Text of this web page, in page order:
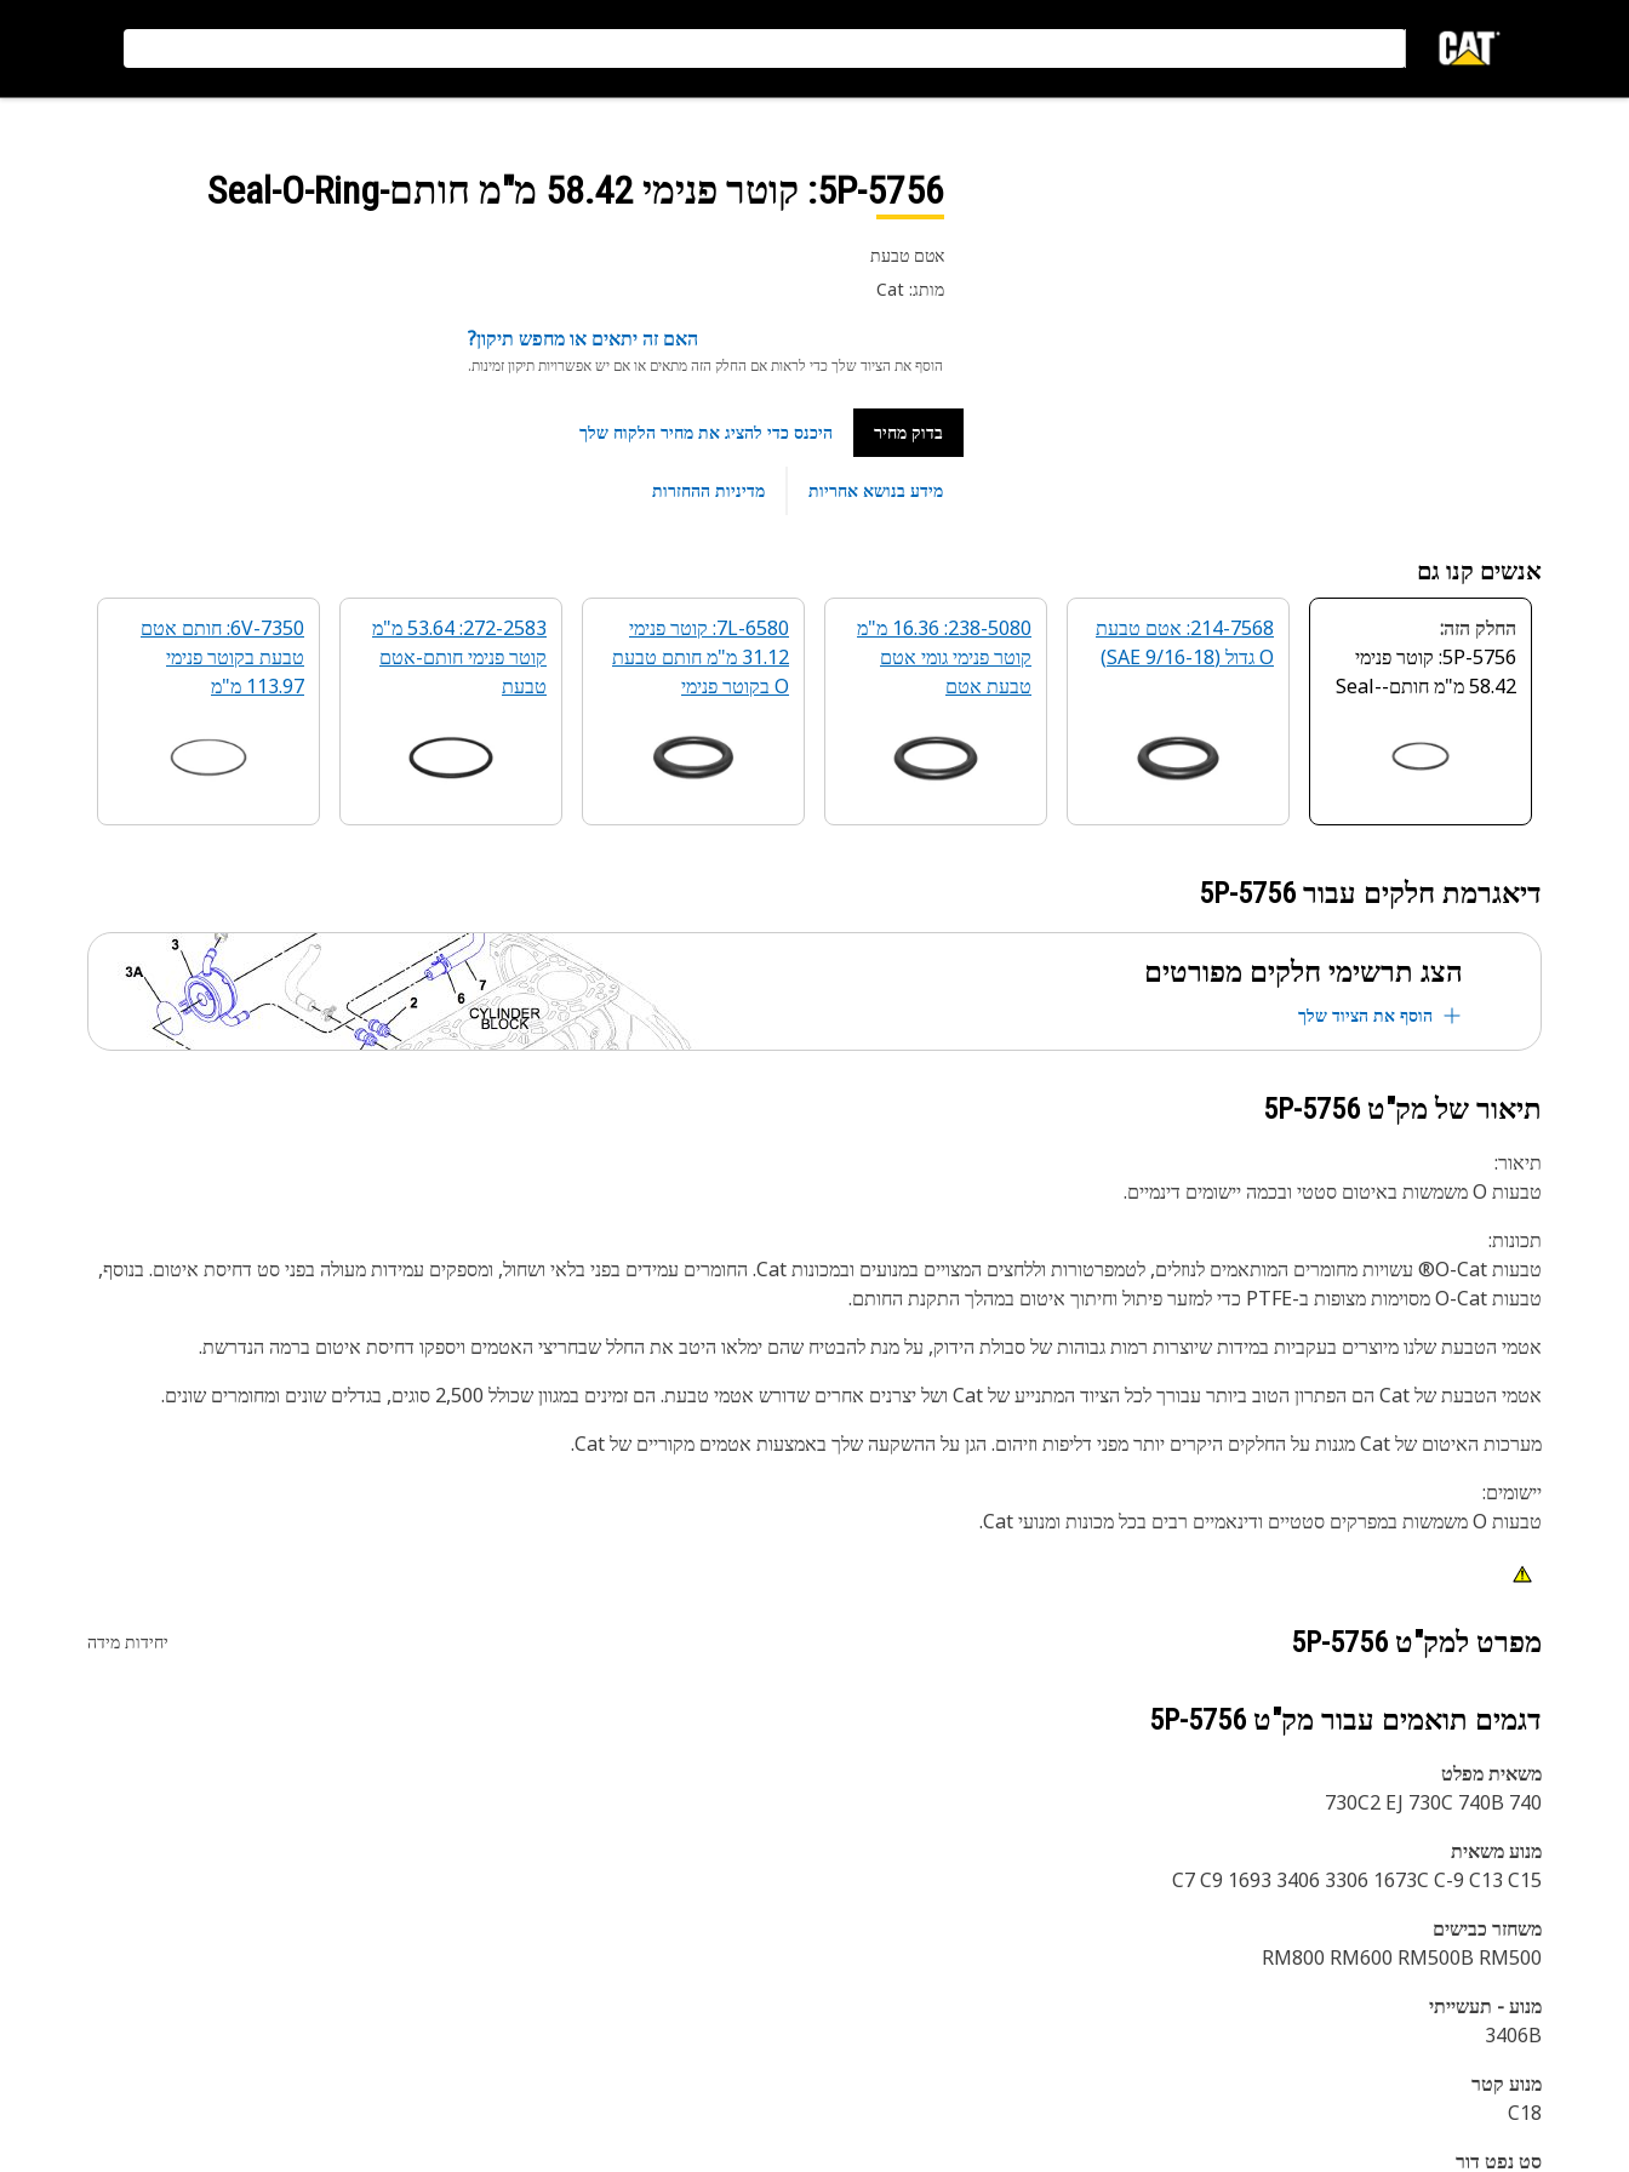
5P-5756: קוטר פנימי 58.42 מ"מ חותם-Seal-O-Ring
אטם טבעת
מותג: Cat
האם זה יתאים או מחפש תיקון?
הוסף את הציוד שלך כדי לראות אם החלק הזה מתאים או אם יש אפשרויות תיקון זמינות.
בדוק מחיר היכנס כדי להציג את מחיר הלקוח שלך
מידע בנושא אחריות מדיניות ההחזרות
אנשים קנו גם
החלק הזה:
5P-5756: קוטר פנימי
58.42 מ"מ חותם-Seal-
214-7568: אטם טבעת
O גדול (SAE 9/16-18)
238-5080: 16.36 מ"מ
קוטר פנימי גומי אטם
טבעת אטם
7L-6580: קוטר פנימי
31.12 מ"מ חותם טבעת
O בקוטר פנימי
272-2583: 53.64 מ"מ
קוטר פנימי חותם-אטם
טבעת
6V-7350: חותם אטם
טבעת בקוטר פנימי
113.97 מ"מ
דיאגרמת חלקים עבור 5P-5756
הצג תרשימי חלקים מפורטים
הוסף את הציוד שלך
תיאור של מק"ט 5P-5756
תיאור:
טבעות O משמשות באיטום סטטי ובכמה יישומים דינמיים.
תכונות:
טבעות O-Cat® עשויות מחומרים המותאמים לנוזלים, לטמפרטורות וללחצים המצויים במנועים ובמכונות Cat. החומרים עמידים בפני בלאי ושחול, ומספקים עמידות מעולה בפני סט דחיסת איטום. בנוסף,
טבעות O-Cat מסוימות מצופות ב-PTFE כדי למזער פיתול וחיתוך איטום במהלך התקנת החותם.
אטמי הטבעת שלנו מיוצרים בעקביות במידות שיוצרות רמות גבוהות של סבולת הידוק, על מנת להבטיח שהם ימלאו היטב את החלל שבחריצי האטמים ויספקו דחיסת איטום ברמה הנדרשת.
אטמי הטבעת של Cat הם הפתרון הטוב ביותר עבורך לכל הציוד המתנייע של Cat ושל יצרנים אחרים שדורש אטמי טבעת. הם זמינים במגוון שכולל 2,500 סוגים, בגדלים שונים ומחומרים שונים.
מערכות האיטום של Cat מגנות על החלקים היקרים יותר מפני דליפות וזיהום. הגן על ההשקעה שלך באמצעות אטמים מקוריים של Cat.
יישומים:
טבעות O משמשות במפרקים סטטיים ודינאמיים רבים בכל מכונות ומנועי Cat.
מפרט למק"ט 5P-5756 יחידות מידה
דגמים תואמים עבור מק"ט 5P-5756
משאית מפלט
730C2 EJ 730C 740B 740
מנוע משאית
C7 C9 1693 3406 3306 1673C C-9 C13 C15
משחזר כבישים
RM800 RM600 RM500B RM500
מנוע - תעשייתי
3406B
מנוע קטר
C18
סט נפט דור